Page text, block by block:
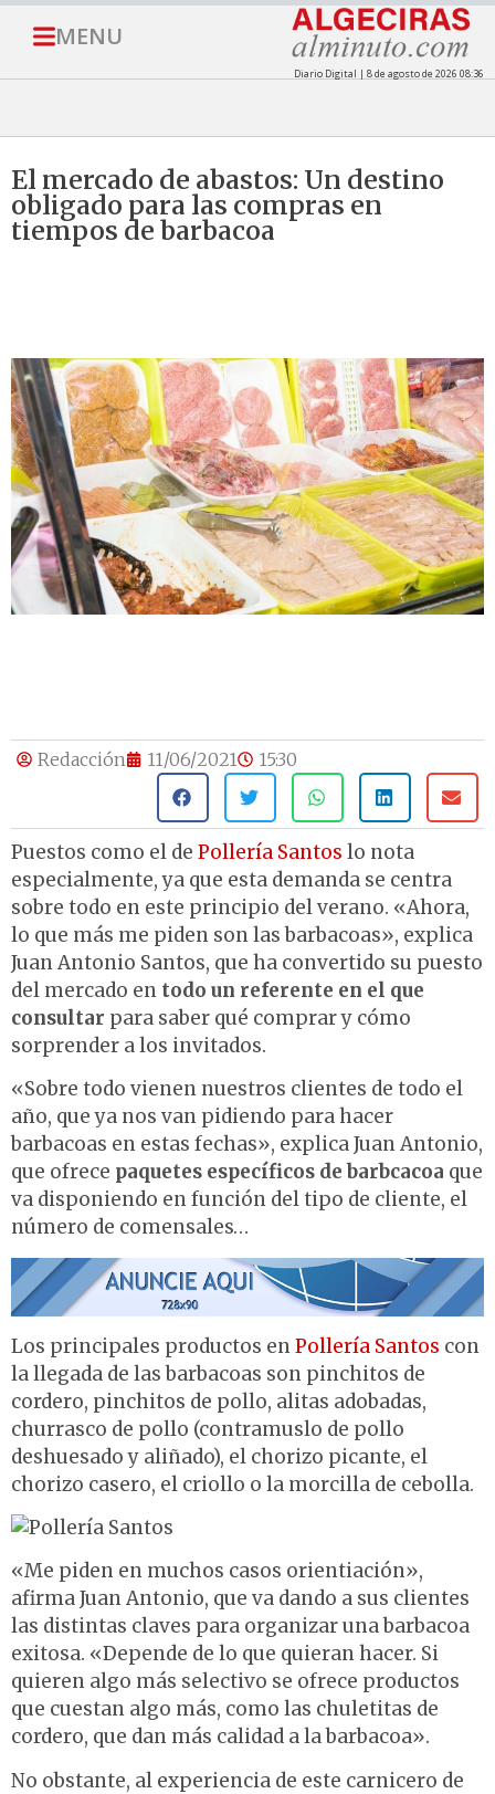
MENU
Diario Digital | 8 de agosto de 2026 08:36
El mercado de abastos: Un destino
obligado para las compras en
tiempos de barbacoa
Redacción 11/06/2021 15:30
Puestos como el de Pollería Santos lo nota
especialmente, ya que esta demanda se centra
sobre todo en este principio del verano. «Ahora,
lo que más me piden son las barbacoas», explica
Juan Antonio Santos, que ha convertido su puesto
del mercado en todo un referente en el que
consultar para saber qué comprar y cómo
sorprender a los invitados.
«Sobre todo vienen nuestros clientes de todo el
año, que ya nos van pidiendo para hacer
barbacoas en estas fechas», explica Juan Antonio,
que ofrece paquetes específicos de barbcacoa que
va disponiendo en función del tipo de cliente, el
número de comensales…
Los principales productos enPollería Santos con
la llegada de las barbacoas son pinchitos de
cordero, pinchitos de pollo, alitas adobadas,
churrasco de pollo (contramuslo de pollo
deshuesado y aliñado), el chorizo picante, el
chorizo casero, el criollo o la morcilla de cebolla.
«Me piden en muchos casos orientiación»,
afirma Juan Antonio, que va dando a sus clientes
las distintas claves para organizar una barbacoa
exitosa. «Depende de lo que quieran hacer. Si
quieren algo más selectivo se ofrece productos
que cuestan algo más, como las chuletitas de
cordero, que dan más calidad a la barbacoa».
No obstante, al experiencia de este carnicero de